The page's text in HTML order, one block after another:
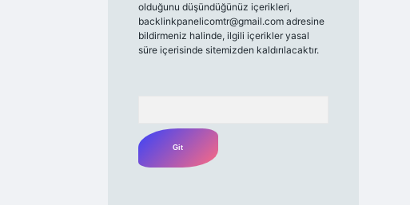
olduğunu düşündüğünüz içerikleri,
backlinkpanelicomtr@gmail.comadresine
bildirmeniz halinde, ilgili içerikler yasal
süre içerisinde sitemizden kaldırılacaktır.